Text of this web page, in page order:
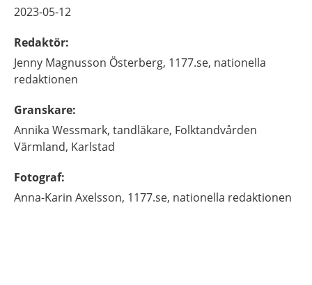
2023-05-12
Redaktör:
Jenny Magnusson Österberg, 1177.se, nationella
redaktionen
Granskare:
Annika Wessmark, tandläkare, Folktandvården
Värmland, Karlstad
Fotograf:
Anna-Karin Axelsson, 1177.se, nationella redaktionen